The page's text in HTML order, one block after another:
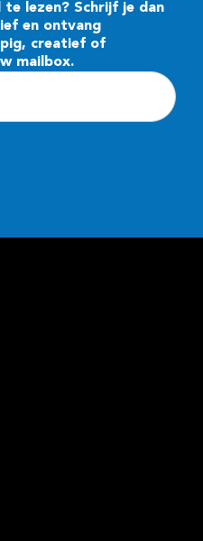
te lezen? Schrijf je dan
en ontvang
creatief of
mailbox.